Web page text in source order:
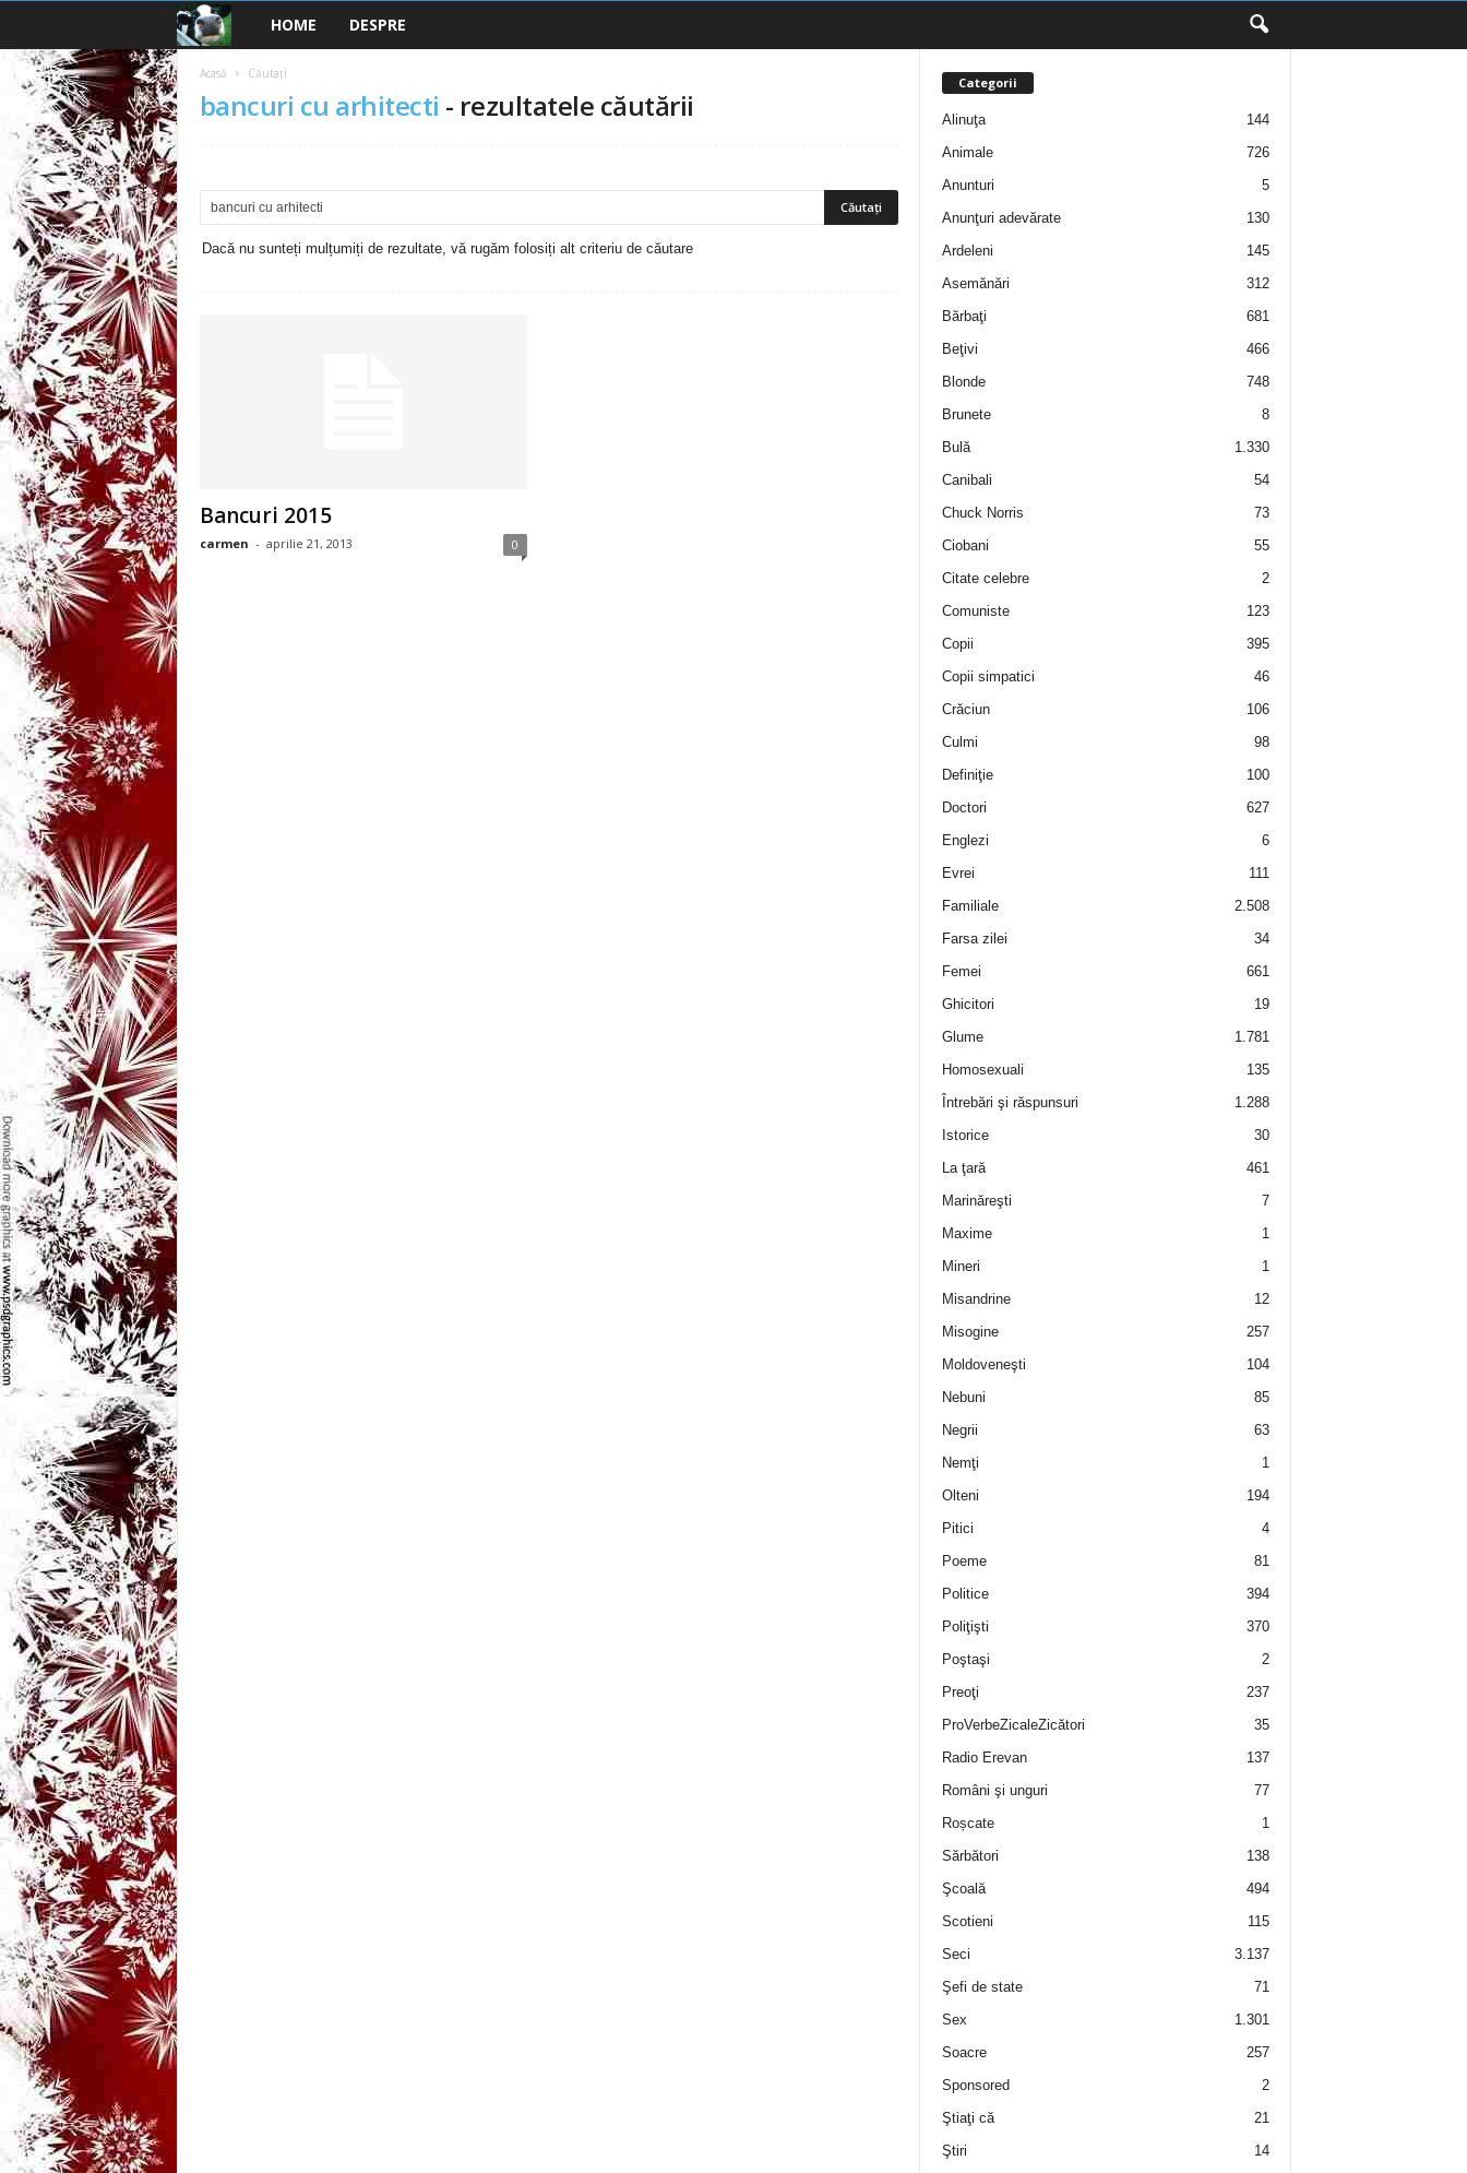
a
n
u
HOME DESPRE
Acasă Căutați
bancuri cu arhitecti - rezultatele căutării
Dacă nu sunteți mulțumiți de rezultate, vă rugăm folosiți alt criteriu de căutare
Bancuri 2015
carmen - aprilie 21, 2013 0
Categorii
Alinuţa
144
Animale
726
Anunturi
5
Anunţuri adevărate
130
Ardeleni
145
Asemănări
312
Bărbaţi
681
Beţivi
466
Blonde
748
Brunete
8
Bulă
1.330
Canibali
54
Chuck Norris
73
Ciobani
55
Citate celebre
2
Comuniste
123
Copii
395
Copii simpatici
46
Crăciun
106
Culmi
98
Definiţie
100
Doctori
627
Englezi
6
Evrei
111
Familiale
2.508
Farsa zilei
34
Femei
661
Ghicitori
19
Glume
1.781
Homosexuali
135
Întrebări şi răspunsuri
1.288
Istorice
30
La ţară
461
Marinăreşti
7
Maxime
1
Mineri
1
Misandrine
12
Misogine
257
Moldoveneşti
104
Nebuni
85
Negrii
63
Nemţi
1
Olteni
194
Pitici
4
Poeme
81
Politice
394
Poliţişti
370
Poştaşi
2
Preoţi
237
ProVerbeZicaleZicători
35
Radio Erevan
137
Români şi unguri
77
Roșcate
1
Sărbători
138
Şcoală
494
Scotieni
115
Seci
3.137
Şefi de state
71
Sex
1.301
Soacre
257
Sponsored
2
Ştiaţi că
21
Ştiri
14